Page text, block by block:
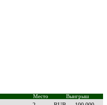
Место Выигрыш